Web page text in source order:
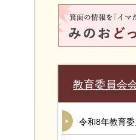
教育委員会
令和8年教育